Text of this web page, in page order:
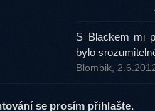
S Blackem mi
bylo
Blombik,
se prosím přihlašte.